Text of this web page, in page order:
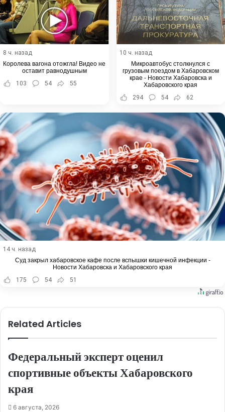
8 ч. назад
Королева вагона отожгла! Видео не
оставит равнодушным
103
54 55
10 ч. назад
Микроавтобус столкнулся с
грузовым поездом в Хабаровском
крае - Новости Хабаровска и
Хабаровского края
294
54 62
14 ч. назад
Суд закрыл хабаровское кафе после вспышки кишечной инфекции -
Новости Хабаровска и Хабаровского края
175
54 51
Related Articles
Федеральный эксперт оценил
спортивные объекты Хабаровского
края
6 августа, 2026